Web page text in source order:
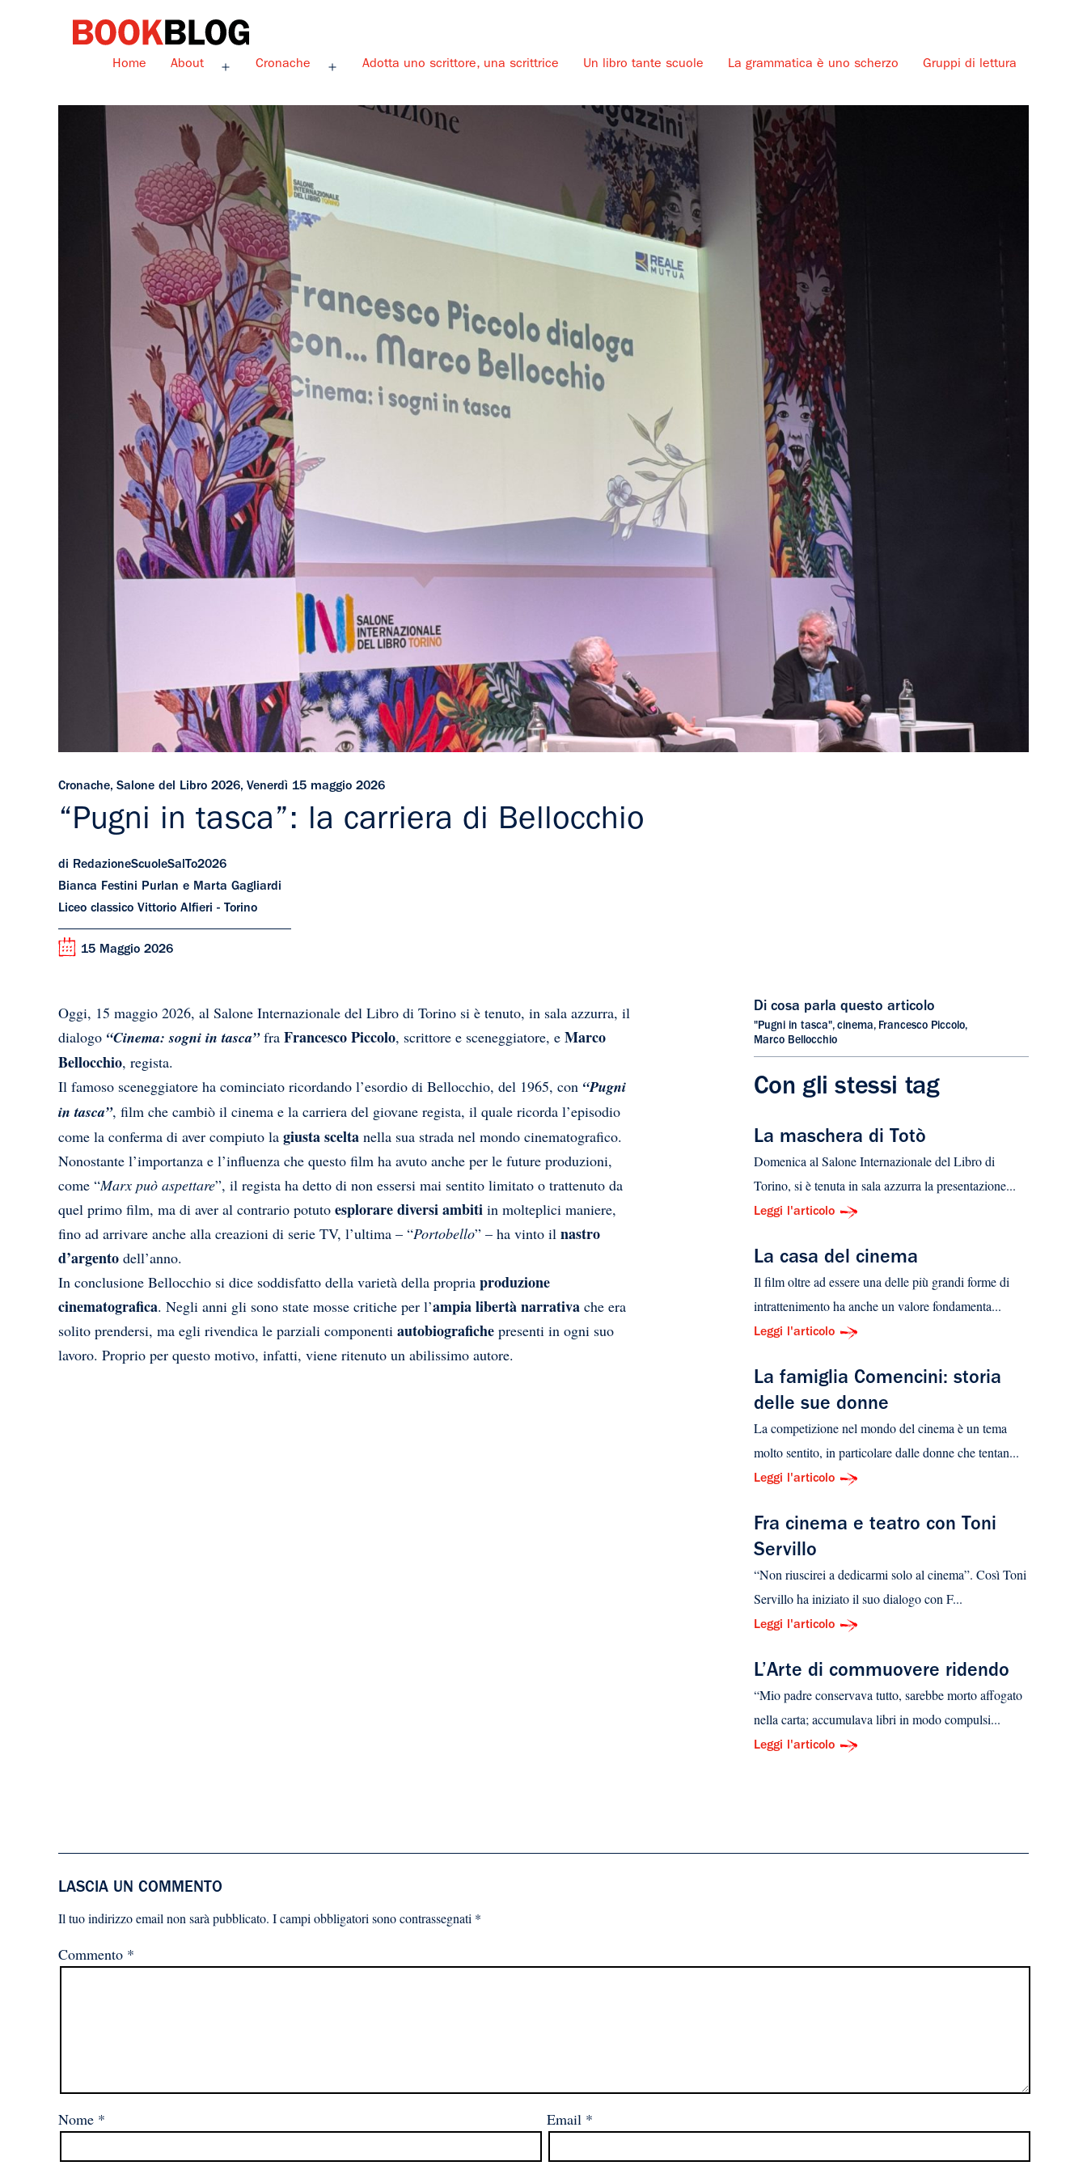
Home About
Apri
Cronache
Apri
Adotta uno scrittore, una scrittrice Un libro tante scuole La grammatica è uno scherzo Gruppi di lettura
Cronache, Salone del Libro 2026, Venerdì 15 maggio 2026
“Pugni in tasca”: la carriera di Bellocchio
di RedazioneScuoleSalTo2026
Bianca Festini Purlan e Marta Gagliardi
Liceo classico Vittorio Alfieri - Torino
15 Maggio 2026
Oggi, 15 maggio 2026, al Salone Internazionale del Libro di Torino si è tenuto, in sala azzurra, il
dialogo “Cinema: sogni in tasca”fra Francesco Piccolo, scrittore e sceneggiatore, e Marco
Bellocchio, regista.
Il famoso sceneggiatore ha cominciato ricordando l’esordio di Bellocchio, del 1965, con “Pugni
in tasca”, film che cambiò il cinema e la carriera del giovane regista, il quale ricorda l’episodio
come la conferma di aver compiuto la giusta scelta nella sua strada nel mondo cinematografico.
Nonostante l’importanza e l’influenza che questo film ha avuto anche per le future produzioni,
come “Marx può aspettare”, il regista ha detto di non essersi mai sentito limitato o trattenuto da
quel primo film, ma di aver al contrario potuto esplorare diversi ambiti in molteplici maniere,
fino ad arrivare anche alla creazioni di serie TV, l’ultima – “Portobello” – ha vinto il nastro
d’argento dell’anno.
In conclusione Bellocchio si dice soddisfatto della varietà della propria produzione
cinematografica. Negli anni gli sono state mosse critiche per l’ampia libertà narrativa che era
solito prendersi, ma egli rivendica le parziali componenti autobiografiche presenti in ogni suo
lavoro. Proprio per questo motivo, infatti, viene ritenuto un abilissimo autore.
Di cosa parla questo articolo
"Pugni in tasca", cinema, Francesco Piccolo,
Marco Bellocchio
Con gli stessi tag
La maschera di Totò
Domenica al Salone Internazionale del Libro di
Torino, si è tenuta in sala azzurra la presentazione...
Leggi l'articolo
La casa del cinema
Il film oltre ad essere una delle più grandi forme di
intrattenimento ha anche un valore fondamenta...
Leggi l'articolo
La famiglia Comencini: storia
delle sue donne
La competizione nel mondo del cinema è un tema
molto sentito, in particolare dalle donne che tentan...
Leggi l'articolo
Fra cinema e teatro con Toni
Servillo
“Non riuscirei a dedicarmi solo al cinema”. Così Toni
Servillo ha iniziato il suo dialogo con F...
Leggi l'articolo
L’Arte di commuovere ridendo
“Mio padre conservava tutto, sarebbe morto affogato
nella carta; accumulava libri in modo compulsi...
Leggi l'articolo
LASCIA UN COMMENTO
Il tuo indirizzo email non sarà pubblicato. I campi obbligatori sono contrassegnati *
Commento *
Nome * Email *